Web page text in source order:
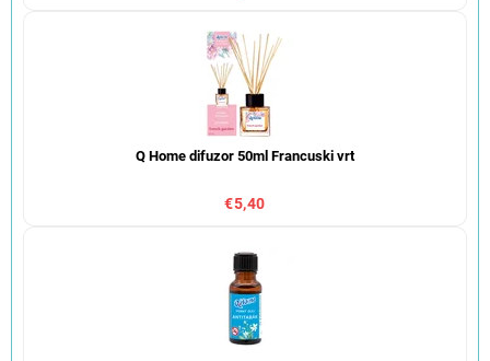
Q Home difuzor 50ml Francuski vrt
€5,40